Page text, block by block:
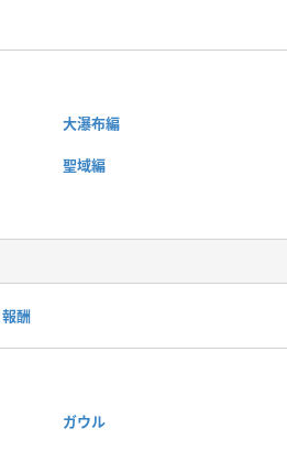
大瀑布編
聖域編
酬
ガウル